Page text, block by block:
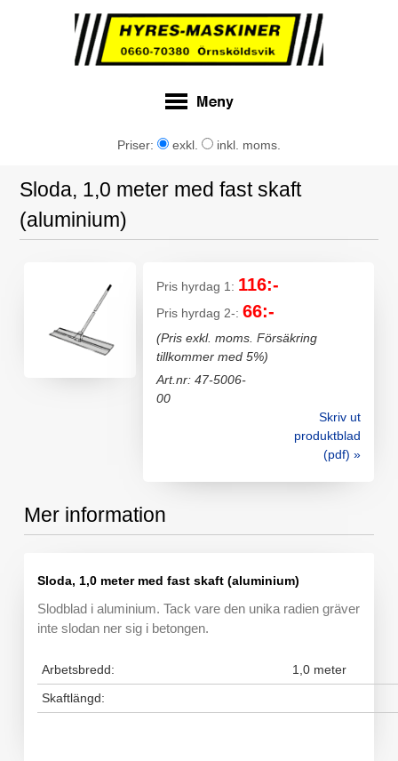
Priser: exkl. inkl. moms.
Sloda, 1,0 meter med fast skaft
(aluminium)
Pris hyrdag 1: 116:-
Pris hyrdag 2-:66:-
(Pris exkl. moms. Försäkring
tillkommer med 5%)
Art.nr: 47-5006-
00
Skriv ut
produktblad
(pdf) »
Mer information
Sloda, 1,0 meter med fast skaft (aluminium)
Slodblad i aluminium. Tack vare den unika radien gräver
inte slodan ner sig i betongen.
Arbetsbredd:
1,0 meter
Skaftlängd: